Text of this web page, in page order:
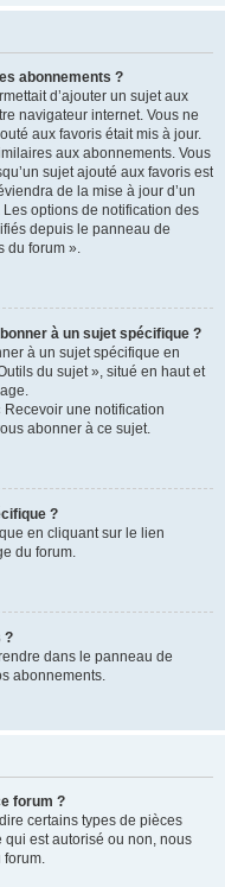
abonnements ?
d’ajouter un sujet aux
navigateur internet. Vous ne
aux favoris était mis à jour.
aux abonnements. Vous
sujet ajouté aux favoris est
de la mise à jour d’un
options de notification des
depuis le panneau de
du forum ».
à un sujet spécifique ?
à un sujet spécifique en
du sujet », situé en haut et
une notification
abonner à ce sujet.
?
en cliquant sur le lien
du forum.
?
dans le panneau de
abonnements.
forum ?
certains types de pièces
qui est autorisé ou non, nous
forum.